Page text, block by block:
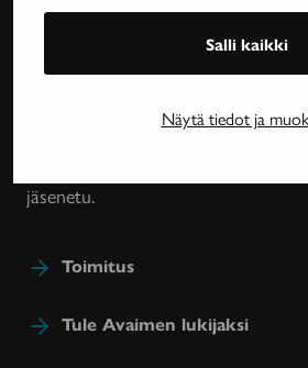
Salli kaikki
Näytä tiedot ja
Neurologinen aikakauslehti Avain
ja asiantuntevaa tietoa MS-taudin,
harvinaissairauksien ja
sairastavien sosiaaliturvasta. Avain-
jäsenetu.
Toimitus
Tule Avaimen lukijaksi